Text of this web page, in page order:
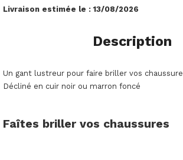
Livraison estimée le :13/08/2026
Description
Un gant lustreur pour faire briller vos
Décliné en cuir noir ou marron foncé
Faîtes briller vos chaussures